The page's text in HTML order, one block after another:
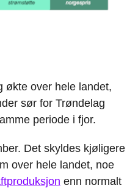
økte over hele landet,
sør for Trøndelag
periode i fjor.
Det skyldes kjøligere
over hele landet, noe
enn normalt